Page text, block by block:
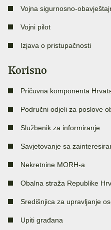
Vojna sigurnosno-
Vojni pilot
Izjava o pristupačnosti
Korisno
Pričuvna komponenta
Područni odjeli za poslove
Službenik za informiranje
Savjetovanje sa
Nekretnine MORH-a
Obalna straža Republike
Središnjica za upravljanje
Upiti građana